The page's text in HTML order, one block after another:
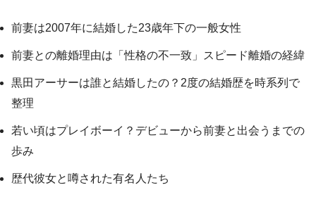
前妻は2007年に結婚した23歳年下の一般女性
前妻との離婚理由は「性格の不一致」スピード離婚の経緯
黒田アーサーは誰と結婚したの？2度の結婚歴を時系列で
整理
若い頃はプレイボーイ？デビューから前妻と出会うまでの
歩み
歴代彼女と噂された有名人たち